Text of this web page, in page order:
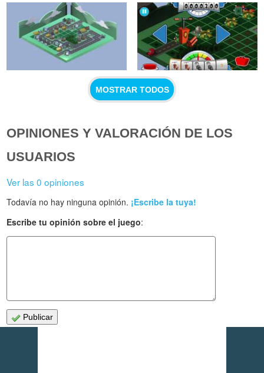
MOSTRAR TODOS
OPINIONES Y VALORACIÓN DE LOS
USUARIOS
Ver las 0 opiniones
Todavía no hay ninguna opinión. ¡Escribe la tuya!
Escribe tu opinión sobre el juego:
Publicar